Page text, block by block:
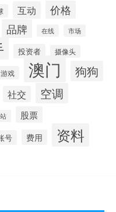
互动 价格
品牌 在线 市场
投资者 摄像头
游戏 澳门 狗狗
社交 空调
股票
号 费用 资料